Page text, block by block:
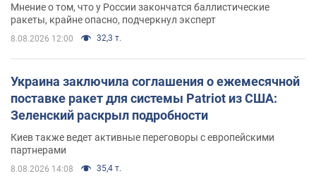
Мнение о том, что у России закончатся баллистические
ракеты, крайне опасно, подчеркнул эксперт
8.08.2026 12:00 32,3 т.
Украина заключила соглашения о ежемесячной
поставке ракет для системы Patriot из США:
Зеленский раскрыл подробности
Киев также ведет активные переговоры с европейскими
партнерами
8.08.2026 14:08 35,4 т.